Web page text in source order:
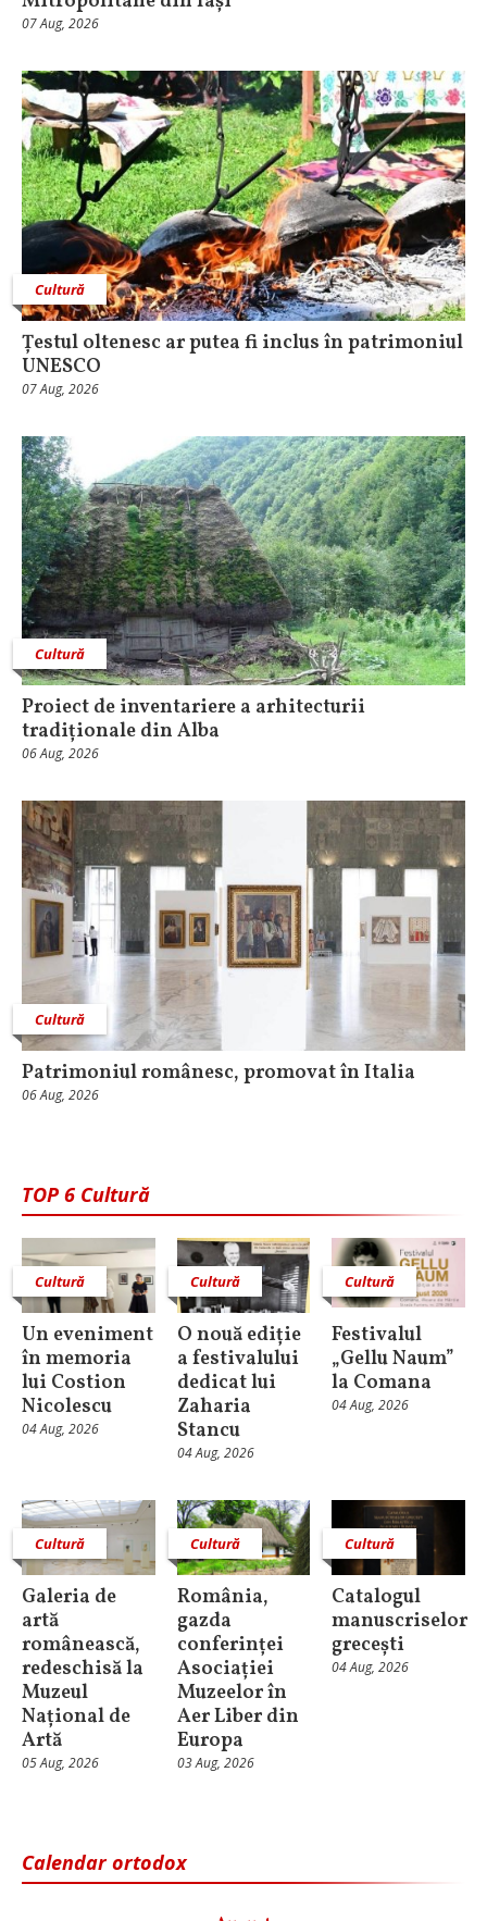
07 Aug, 2026
Cultură
Țestul oltenesc ar putea fi inclus în patrimoniul
UNESCO
07 Aug, 2026
Cultură
Proiect de inventariere a arhitecturii
tradiționale din Alba
06 Aug, 2026
Cultură
Patrimoniul românesc, promovat în Italia
06 Aug, 2026
TOP 6 Cultură
Cultură
Un eveniment
în memoria
lui Costion
Nicolescu
04 Aug, 2026
Cultură
O nouă ediție
a festivalului
dedicat lui
Zaharia
Stancu
04 Aug, 2026
Cultură
Festivalul
„Gellu Naum”
la Comana
04 Aug, 2026
Cultură
Galeria de
artă
românească,
redeschisă la
Muzeul
Național de
Artă
05 Aug, 2026
Cultură
România,
gazda
conferinței
Asociației
Muzeelor în
Aer Liber din
Europa
03 Aug, 2026
Cultură
Catalogul
manuscriselor
grecești
04 Aug, 2026
Calendar ortodox